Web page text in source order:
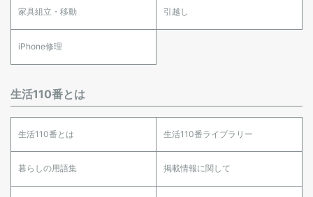
家具組立・移動 引越し
iPhone修理
生活110番とは
生活110番とは 生活110番ライブラリー
暮らしの用語集 掲載情報に関して